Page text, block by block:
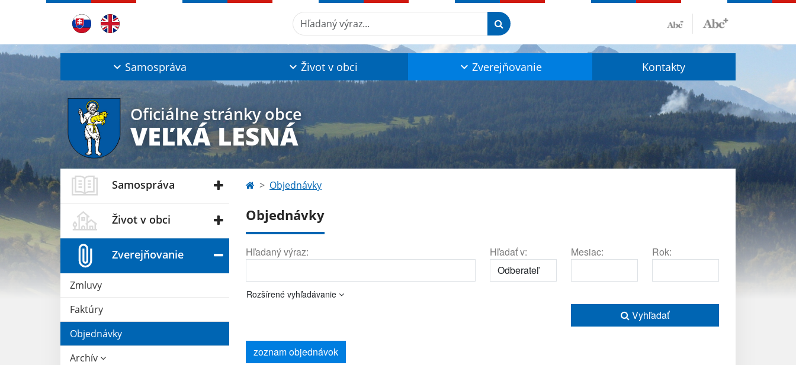
Hľadaný výraz...
Samospráva Život v obci Zverejňovanie Kontakty
Oficiálne stránky obce
VEĽKÁ LESNÁ
Samospráva
Život v obci
Zverejňovanie
Zmluvy
Faktúry
Objednávky
Archív
Objednávky
Objednávky
Hľadaný výraz: Hľadať v: Mesiac: Rok:
Rozšírené vyhľadávanie
Vyhľadať
zoznam objednávok